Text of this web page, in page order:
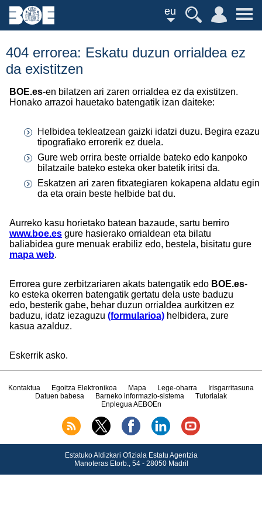
eu
404 errorea: Eskatu duzun orrialdea ez
da existitzen
BOE.es-en bilatzen ari zaren orrialdea ez da existitzen.
Honako arrazoi hauetako batengatik izan daiteke:
Helbidea tekleatzean gaizki idatzi duzu. Begira ezazu
tipografiako errorerik ez duela.
Gure web orrira beste orrialde bateko edo kanpoko
bilatzaile bateko esteka oker batetik iritsi da.
Eskatzen ari zaren fitxategiaren kokapena aldatu egin
da eta orain beste helbide bat du.
Aurreko kasu horietako batean bazaude, sartu berriro
www.boe.es gure hasierako orrialdean eta bilatu
baliabidea gure menuak erabiliz edo, bestela, bisitatu gure
mapa web.
Errorea gure zerbitzariaren akats batengatik edo BOE.es-
ko esteka okerren batengatik gertatu dela uste baduzu
edo, besterik gabe, behar duzun orrialdea aurkitzen ez
baduzu, idatz iezaguzu (formularioa) helbidera, zure
kasua azalduz.
Eskerrik asko.
Kontaktua Egoitza Elektronikoa Mapa Lege-oharra
Irisgarritasuna
Datuen babesa
Barneko informazio-sistema
Tutorialak
Enplegua AEBOEn
Estatuko Aldizkari Ofiziala Estatu Agentzia
Manoteras Etorb., 54 - 28050 Madril